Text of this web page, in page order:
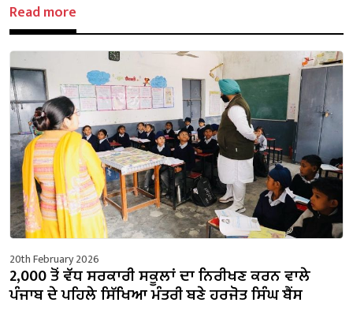
Read more
20th February 2026
2,000 ਤੋਂ ਵੱਧ ਸਰਕਾਰੀ ਸਕੂਲਾਂ ਦਾ ਨਿਰੀਖਣ ਕਰਨ ਵਾਲੇ
ਪੰਜਾਬ ਦੇ ਪਹਿਲੇ ਸਿੱਖਿਆ ਮੰਤਰੀ ਬਣੇ ਹਰਜੋਤ ਸਿੰਘ ਬੈਂਸ